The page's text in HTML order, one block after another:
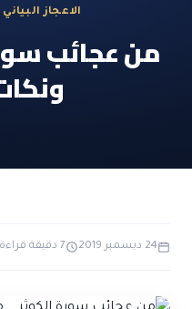
الاعجاز الغيبي في القرآن
الاعجاز في علوم الفلك
الاعجاز البياني و اللغوي
الاعجاز التشريعي في
حول القراّن
تواصل معنا
الاعجاز
من عجائب
24 ديسمبر 2019 7 دقيقة قراءة